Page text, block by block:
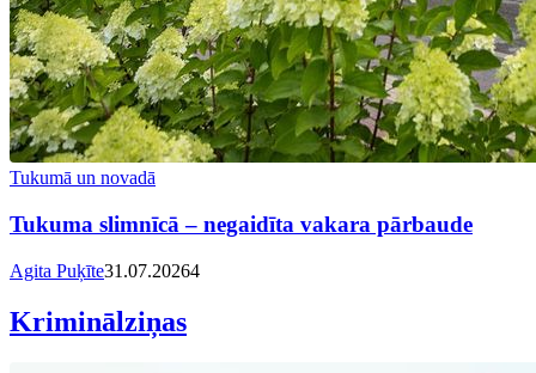
Tukumā un novadā
Tukuma slimnīcā – negaidīta vakara pārbaude
Agita Puķīte31.07.20264
Kriminālziņas